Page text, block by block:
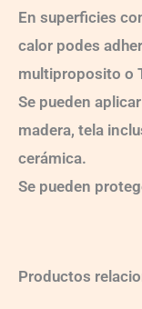
En superficies
calor podes
multiproposito o
Se pueden
madera, tela
cerámica.
Se pueden
Productos